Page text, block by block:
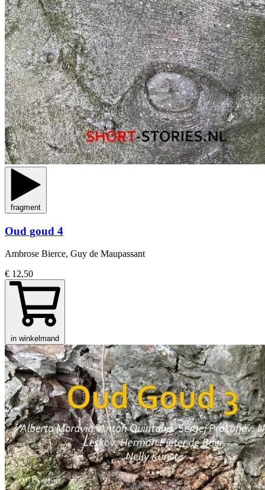
fragment
Oud goud 4
Ambrose Bierce, Guy de Maupassant
€ 12,50
in winkelmand